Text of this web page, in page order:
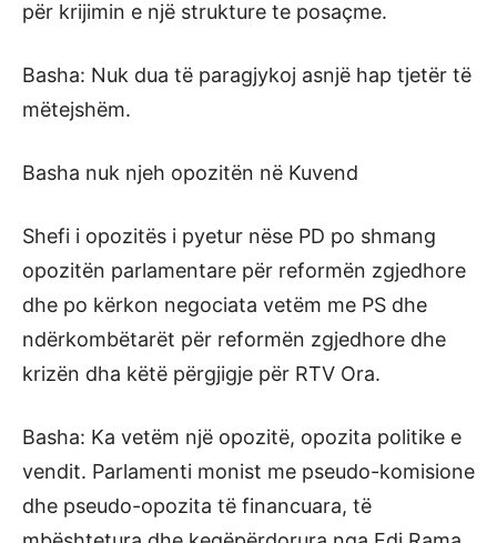
për krijimin e një strukture te posaçme.
Basha: Nuk dua të paragjykoj asnjë hap tjetër të
mëtejshëm.
Basha nuk njeh opozitën në Kuvend
Shefi i opozitës i pyetur nëse PD po shmang
opozitën parlamentare për reformën zgjedhore
dhe po kërkon negociata vetëm me PS dhe
ndërkombëtarët për reformën zgjedhore dhe
krizën dha këtë përgjigje për RTV Ora.
Basha: Ka vetëm një opozitë, opozita politike e
vendit. Parlamenti monist me pseudo-komisione
dhe pseudo-opozita të financuara, të